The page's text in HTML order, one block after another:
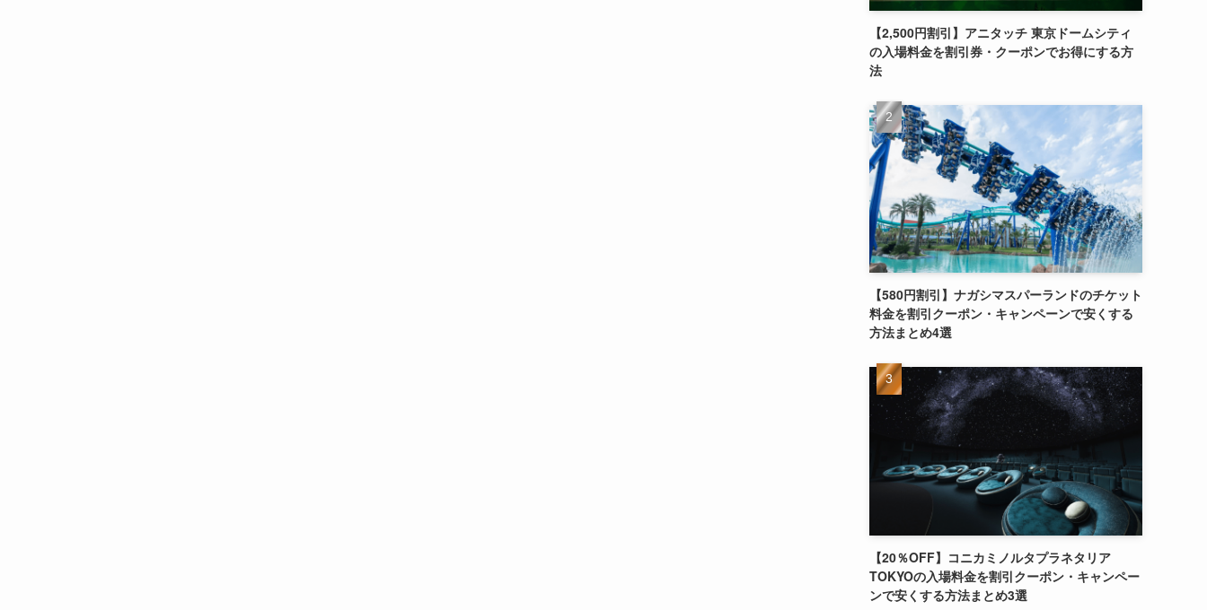
【2,500円割引】アニタッチ 東京ドームシティ
の入場料金を割引券・クーポンでお得にする方
法
【580円割引】ナガシマスパーランドのチケット
料金を割引クーポン・キャンペーンで安くする
方法まとめ4選
【20％OFF】コニカミノルタプラネタリア
TOKYOの入場料金を割引クーポン・キャンペー
ンで安くする方法まとめ3選